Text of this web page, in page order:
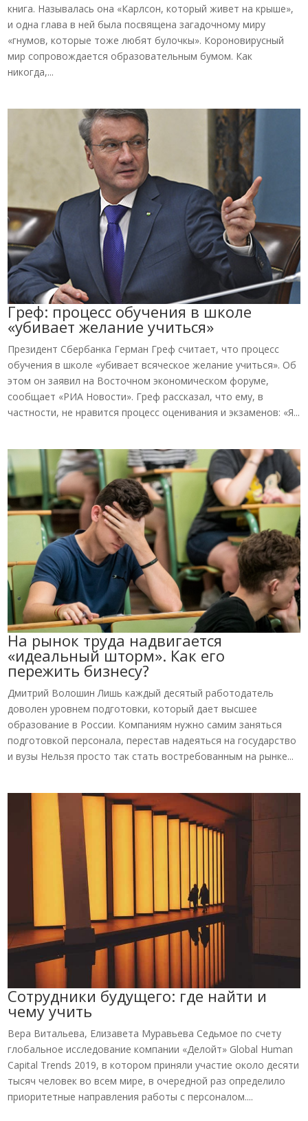
книга. Называлась она «Карлсон, который живет на крыше»,
и одна глава в ней была посвящена загадочному миру
«гнумов, которые тоже любят булочкы». Короновирусный
мир сопровождается образовательным бумом. Как
никогда,...
Греф: процесс обучения в школе
«убивает желание учиться»
Президент Сбербанка Герман Греф считает, что процесс
обучения в школе «убивает всяческое желание учиться». Об
этом он заявил на Восточном экономическом форуме,
сообщает «РИА Новости». Греф рассказал, что ему, в
частности, не нравится процесс оценивания и экзаменов: «Я...
На рынок труда надвигается
«идеальный шторм». Как его
пережить бизнесу?
Дмитрий Волошин Лишь каждый десятый работодатель
доволен уровнем подготовки, который дает высшее
образование в России. Компаниям нужно самим заняться
подготовкой персонала, перестав надеяться на государство
и вузы Нельзя просто так стать востребованным на рынке...
Сотрудники будущего: где найти и
чему учить
Вера Витальева, Елизавета Муравьева Седьмое по счету
глобальное исследование компании «Делойт» Global Human
Capital Trends 2019, в котором приняли участие около десяти
тысяч человек во всем мире, в очередной раз определило
приоритетные направления работы с персоналом....